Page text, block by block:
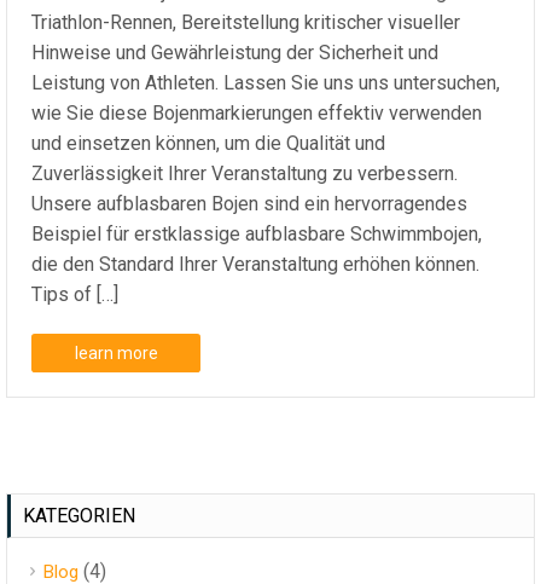
Triathlon-Rennen, Bereitstellung kritischer visueller
Hinweise und Gewährleistung der Sicherheit und
Leistung von Athleten. Lassen Sie uns uns untersuchen,
wie Sie diese Bojenmarkierungen effektiv verwenden
und einsetzen können, um die Qualität und
Zuverlässigkeit Ihrer Veranstaltung zu verbessern.
Unsere aufblasbaren Bojen sind ein hervorragendes
Beispiel für erstklassige aufblasbare Schwimmbojen,
die den Standard Ihrer Veranstaltung erhöhen können.
Tips of […]
learn more
KATEGORIEN
Blog (4)